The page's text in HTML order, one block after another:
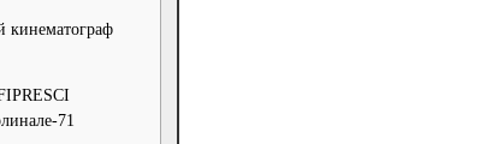
кинематограф
71